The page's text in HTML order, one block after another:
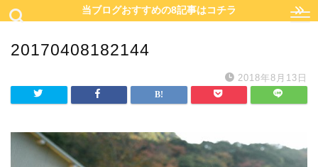
当ブログおすすめの8記事はコチラ
20170408182144
2018年8月13日